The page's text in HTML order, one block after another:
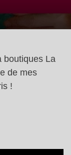
boutiques La
de mes
!